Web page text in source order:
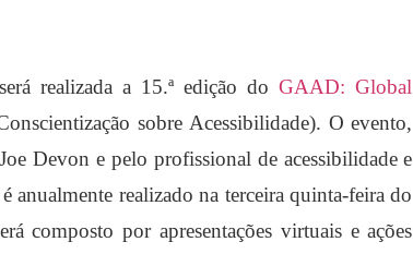
realizada a 15.ª edição doGAAD: Global
sobre Acessibilidade). O evento,
Devon e pelo profissional de acessibilidade e
anualmente realizado na terceira quinta-feira do
composto por apresentações virtuais e ações